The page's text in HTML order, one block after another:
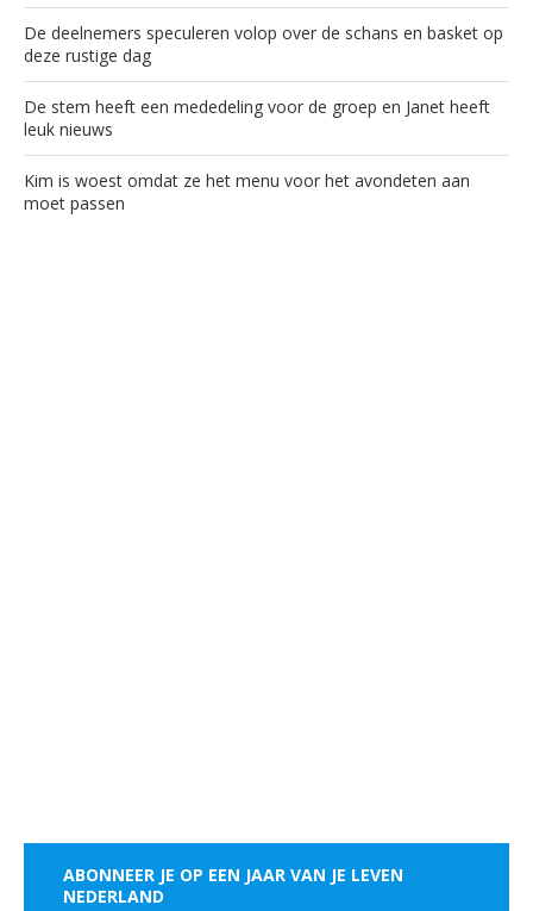
De deelnemers speculeren volop over de schans en basket op
deze rustige dag
De stem heeft een mededeling voor de groep en Janet heeft
leuk nieuws
Kim is woest omdat ze het menu voor het avondeten aan
moet passen
ABONNEER JE OP EEN JAAR VAN JE LEVEN
NEDERLAND